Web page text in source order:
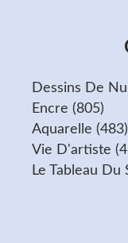
Dessins De
Encre (805)
Aquarelle (483)
Vie D'artiste
Le Tableau Du